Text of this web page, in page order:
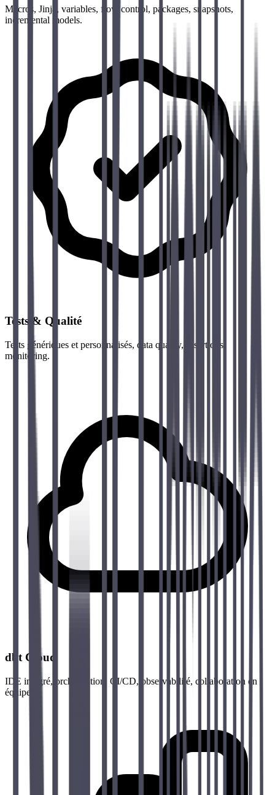
Macros, Jinja, variables, flow control, packages, snapshots,
incremental models.
Tests & Qualité
Tests génériques et personnalisés, data quality, assertions,
monitoring.
dbt Cloud
IDE intégré, orchestration, CI/CD, observabilité, collaboration en
équipe.